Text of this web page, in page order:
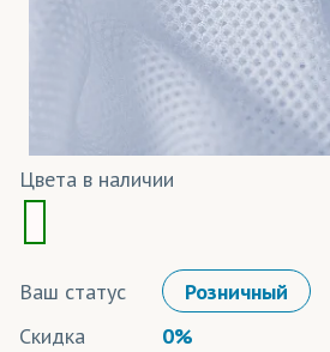
Цвета в наличии
Ваш статус
Розничный
Скидка
0%